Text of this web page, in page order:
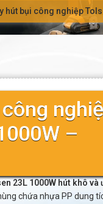
hút bụi công nghiệp
–
23L 1000W hút khô và
chứa nhựa PP dung